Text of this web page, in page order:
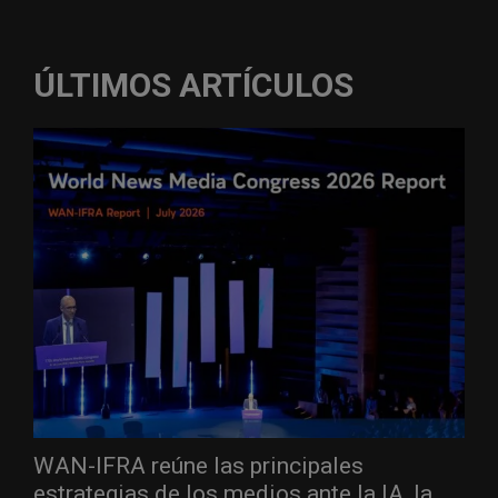
ÚLTIMOS ARTÍCULOS
WAN-IFRA reúne las principales